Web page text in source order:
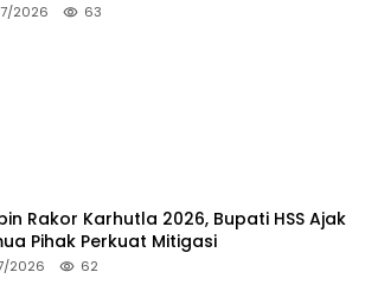
2026 63
Rakor Karhutla 2026, Bupati HSS Ajak
Pihak Perkuat Mitigasi
2026 62